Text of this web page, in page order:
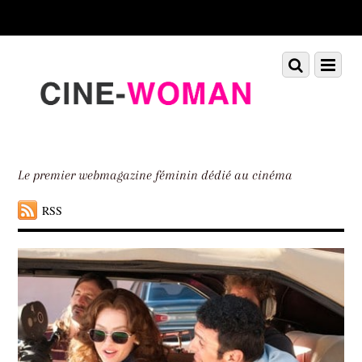
down
Le premier webmagazine féminin dédié au cinéma
RSS
Menu
Scroll
down